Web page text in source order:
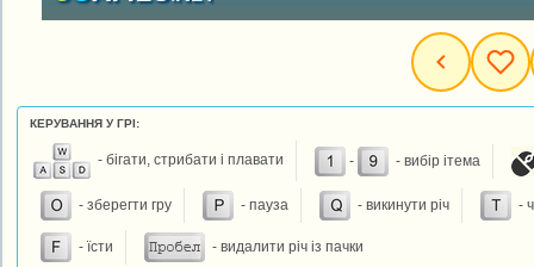
КЕРУВАННЯ У ГРІ:
- бігати, стрибати і плавати - - вибір ітема
- зберегти гру - пауза - викинути річ -
- їсти - видалити річ із пачки